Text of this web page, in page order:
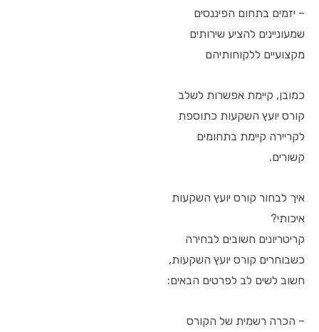
– יזמים בתחום הפיננסים
שמעוניינים להציע שירותים
מקצועיים ללקוחותיהם
כמובן, קיימת אפשרות לשלב
קורס יועץ השקעות כתוספת
לקריירה קיימת בתחומים
קשורים.
איך לבחור קורס יועץ השקעות
איכותי?
קריטריונים חשובים לבחירה
כשבוחרים קורס יועץ השקעות,
חשוב לשים לב לפרטים הבאים:
– הכרה רשמית של הקורס